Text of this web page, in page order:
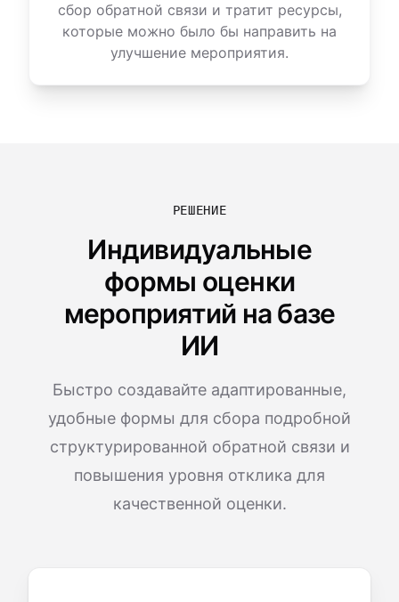
сбор обратной связи и тратит ресурсы,
которые можно было бы направить на
улучшение мероприятия.
РЕШЕНИЕ
Индивидуальные
формы оценки
мероприятий на базе
ИИ
Быстро создавайте адаптированные,
удобные формы для сбора подробной
структурированной обратной связи и
повышения уровня отклика для
качественной оценки.